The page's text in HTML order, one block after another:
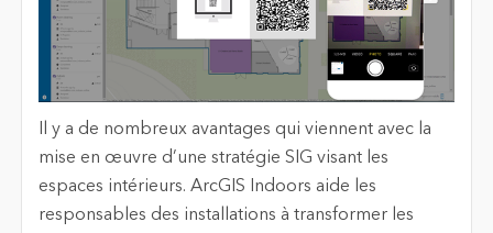
Il y a de nombreux avantages qui viennent avec la
mise en œuvre d’une stratégie SIG visant les
espaces intérieurs. ArcGIS Indoors aide les
responsables des installations à transformer les